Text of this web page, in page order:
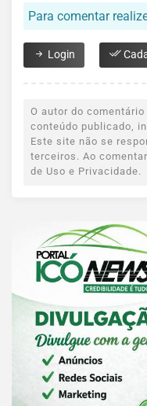
Para comentar
Login
O autor do
conteúdo publicado,
Este site não se
terceiros. Ao
de Uso e Privacidade.